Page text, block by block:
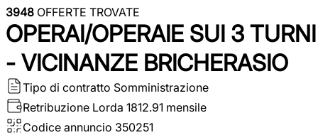
3948 OFFERTE TROVATE
OPERAI/OPERAIE SUI 3 TURNI
- VICINANZE BRICHERASIO
Tipo di contratto Somministrazione
Retribuzione Lorda 1812.91 mensile
Codice annuncio 350251